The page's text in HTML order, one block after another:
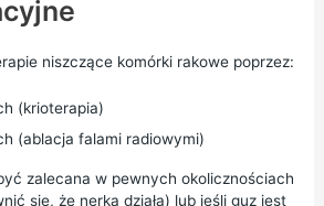
niszczące komórki rakowe poprzez:
(krioterapia)
(ablacja falami radiowymi)
zalecana w pewnych okolicznościach
się, że nerka działa) lub jeśli guz jest